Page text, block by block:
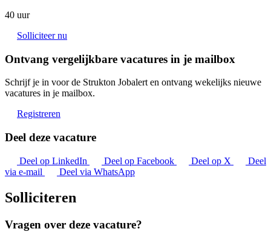
40 uur
Solliciteer nu
Ontvang vergelijkbare vacatures in je mailbox
Schrijf je in voor de Strukton Jobalert en ontvang wekelijks nieuwe
vacatures in je mailbox.
Registreren
Deel deze vacature
Deel op LinkedIn Deel op Facebook Deel op X
Deel
via e-mail
Deel via WhatsApp
Solliciteren
Vragen over deze vacature?